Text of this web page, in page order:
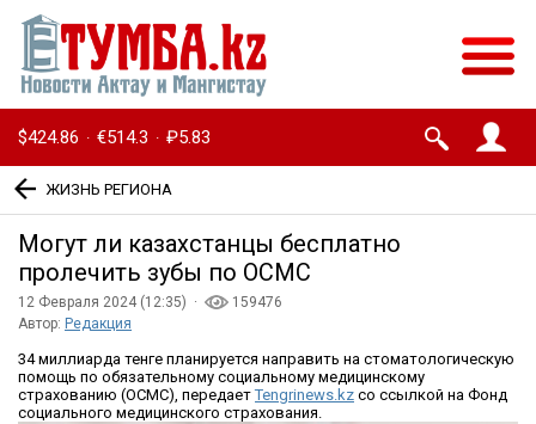
$424.86 · €514.3 · ₽5.83
ЖИЗНЬ РЕГИОНА
Могут ли казахстанцы бесплатно
пролечить зубы по ОСМС
12 Февраля 2024 (12:35) ·
159476
Автор: Редакция
34 миллиарда тенге планируется направить на стоматологическую
помощь по обязательному социальному медицинскому
страхованию (ОСМС), передаетTengrinews.kz со ссылкой на Фонд
социального медицинского страхования.